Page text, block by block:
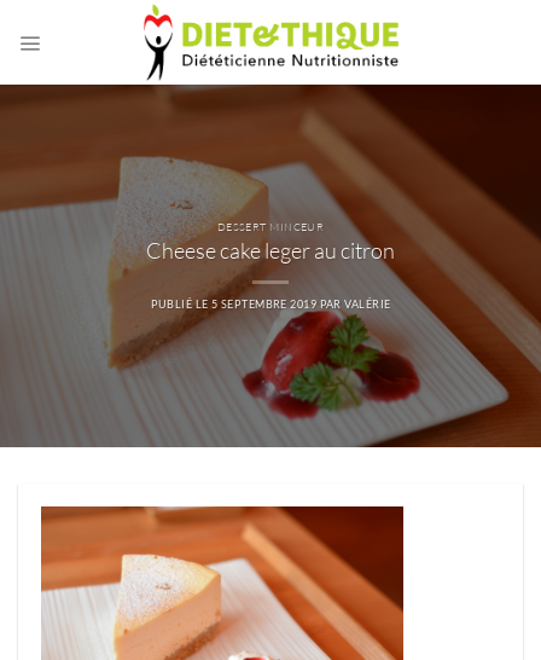
DESSERT MINCEUR
Cheese cake leger au citron
PUBLIÉ LE 5 SEPTEMBRE 2019 PARVALÉRIE